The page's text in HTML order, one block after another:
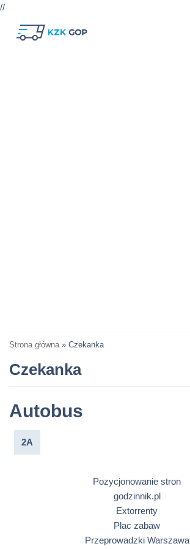
//
Strona główna » Czekanka
Czekanka
Autobus
2A
Pozycjonowanie stron
godzinnik.pl
Extorrenty
Plac zabaw
Przeprowadzki Warszawa